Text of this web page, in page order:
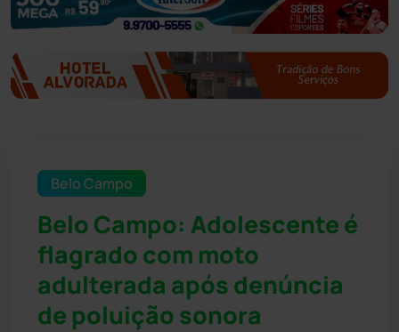
Belo Campo
Belo Campo: Adolescente é
flagrado com moto
adulterada após denúncia
de poluição sonora